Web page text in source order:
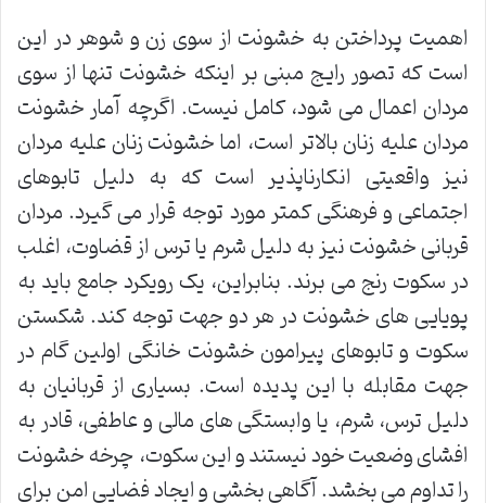
اهمیت پرداختن به خشونت از سوی زن و شوهر در این
است که تصور رایج مبنی بر اینکه خشونت تنها از سوی
مردان اعمال می شود، کامل نیست. اگرچه آمار خشونت
مردان علیه زنان بالاتر است، اما خشونت زنان علیه مردان
نیز واقعیتی انکارناپذیر است که به دلیل تابوهای
اجتماعی و فرهنگی کمتر مورد توجه قرار می گیرد. مردان
قربانی خشونت نیز به دلیل شرم یا ترس از قضاوت، اغلب
در سکوت رنج می برند. بنابراین، یک رویکرد جامع باید به
پویایی های خشونت در هر دو جهت توجه کند. شکستن
سکوت و تابوهای پیرامون خشونت خانگی اولین گام در
جهت مقابله با این پدیده است. بسیاری از قربانیان به
دلیل ترس، شرم، یا وابستگی های مالی و عاطفی، قادر به
افشای وضعیت خود نیستند و این سکوت، چرخه خشونت
را تداوم می بخشد. آگاهی بخشی و ایجاد فضایی امن برای